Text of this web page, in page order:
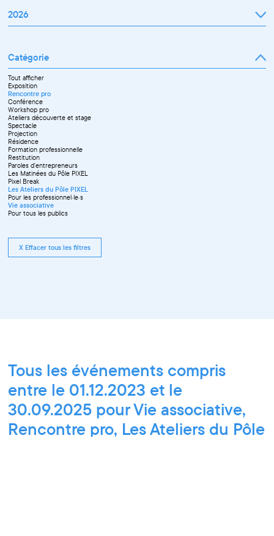
2026
Avril
Mai
Juin
Septembre
Octobre
Novembre
Catégorie
Tout afficher
Exposition
Rencontre pro
Conférence
Workshop pro
Ateliers découverte et stage
Spectacle
Projection
Résidence
Formation professionnelle
Restitution
Paroles d'entrepreneurs
Les Matinées du Pôle PIXEL
Pixel Break
Les Ateliers du Pôle PIXEL
Pour les professionnel·le·s
Vie associative
Pour tous les publics
X Effacer tous les filtres
Tous les événements compris
entre le 01.12.2023 et le
30.09.2025 pour Vie associative,
Rencontre pro, Les Ateliers du Pôle